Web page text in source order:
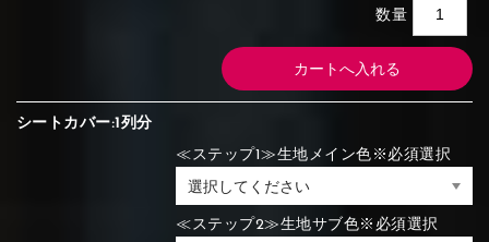
数量
シートカバー:1列分
≪ステップ1≫生地メイン色※必須選択
≪ステップ2≫生地サブ色※必須選択